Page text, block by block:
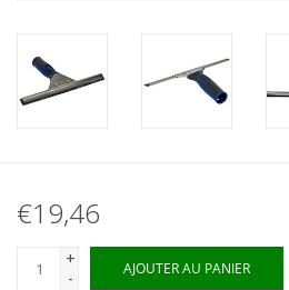
€19,46
+
-
AJOUTER AU PANIER